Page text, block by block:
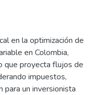
en la optimización de
en Colombia,
que proyecta flujos de
impuestos,
para un inversionista